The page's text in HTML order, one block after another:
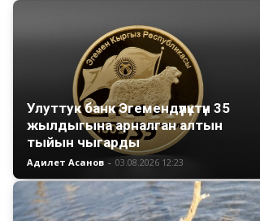
Улуттук банк Эгемендүүлүктүн 35
жылдыгына арналган алтын
тыйын чыгарды
Адилет Асанов - 03.08.2026 12:23